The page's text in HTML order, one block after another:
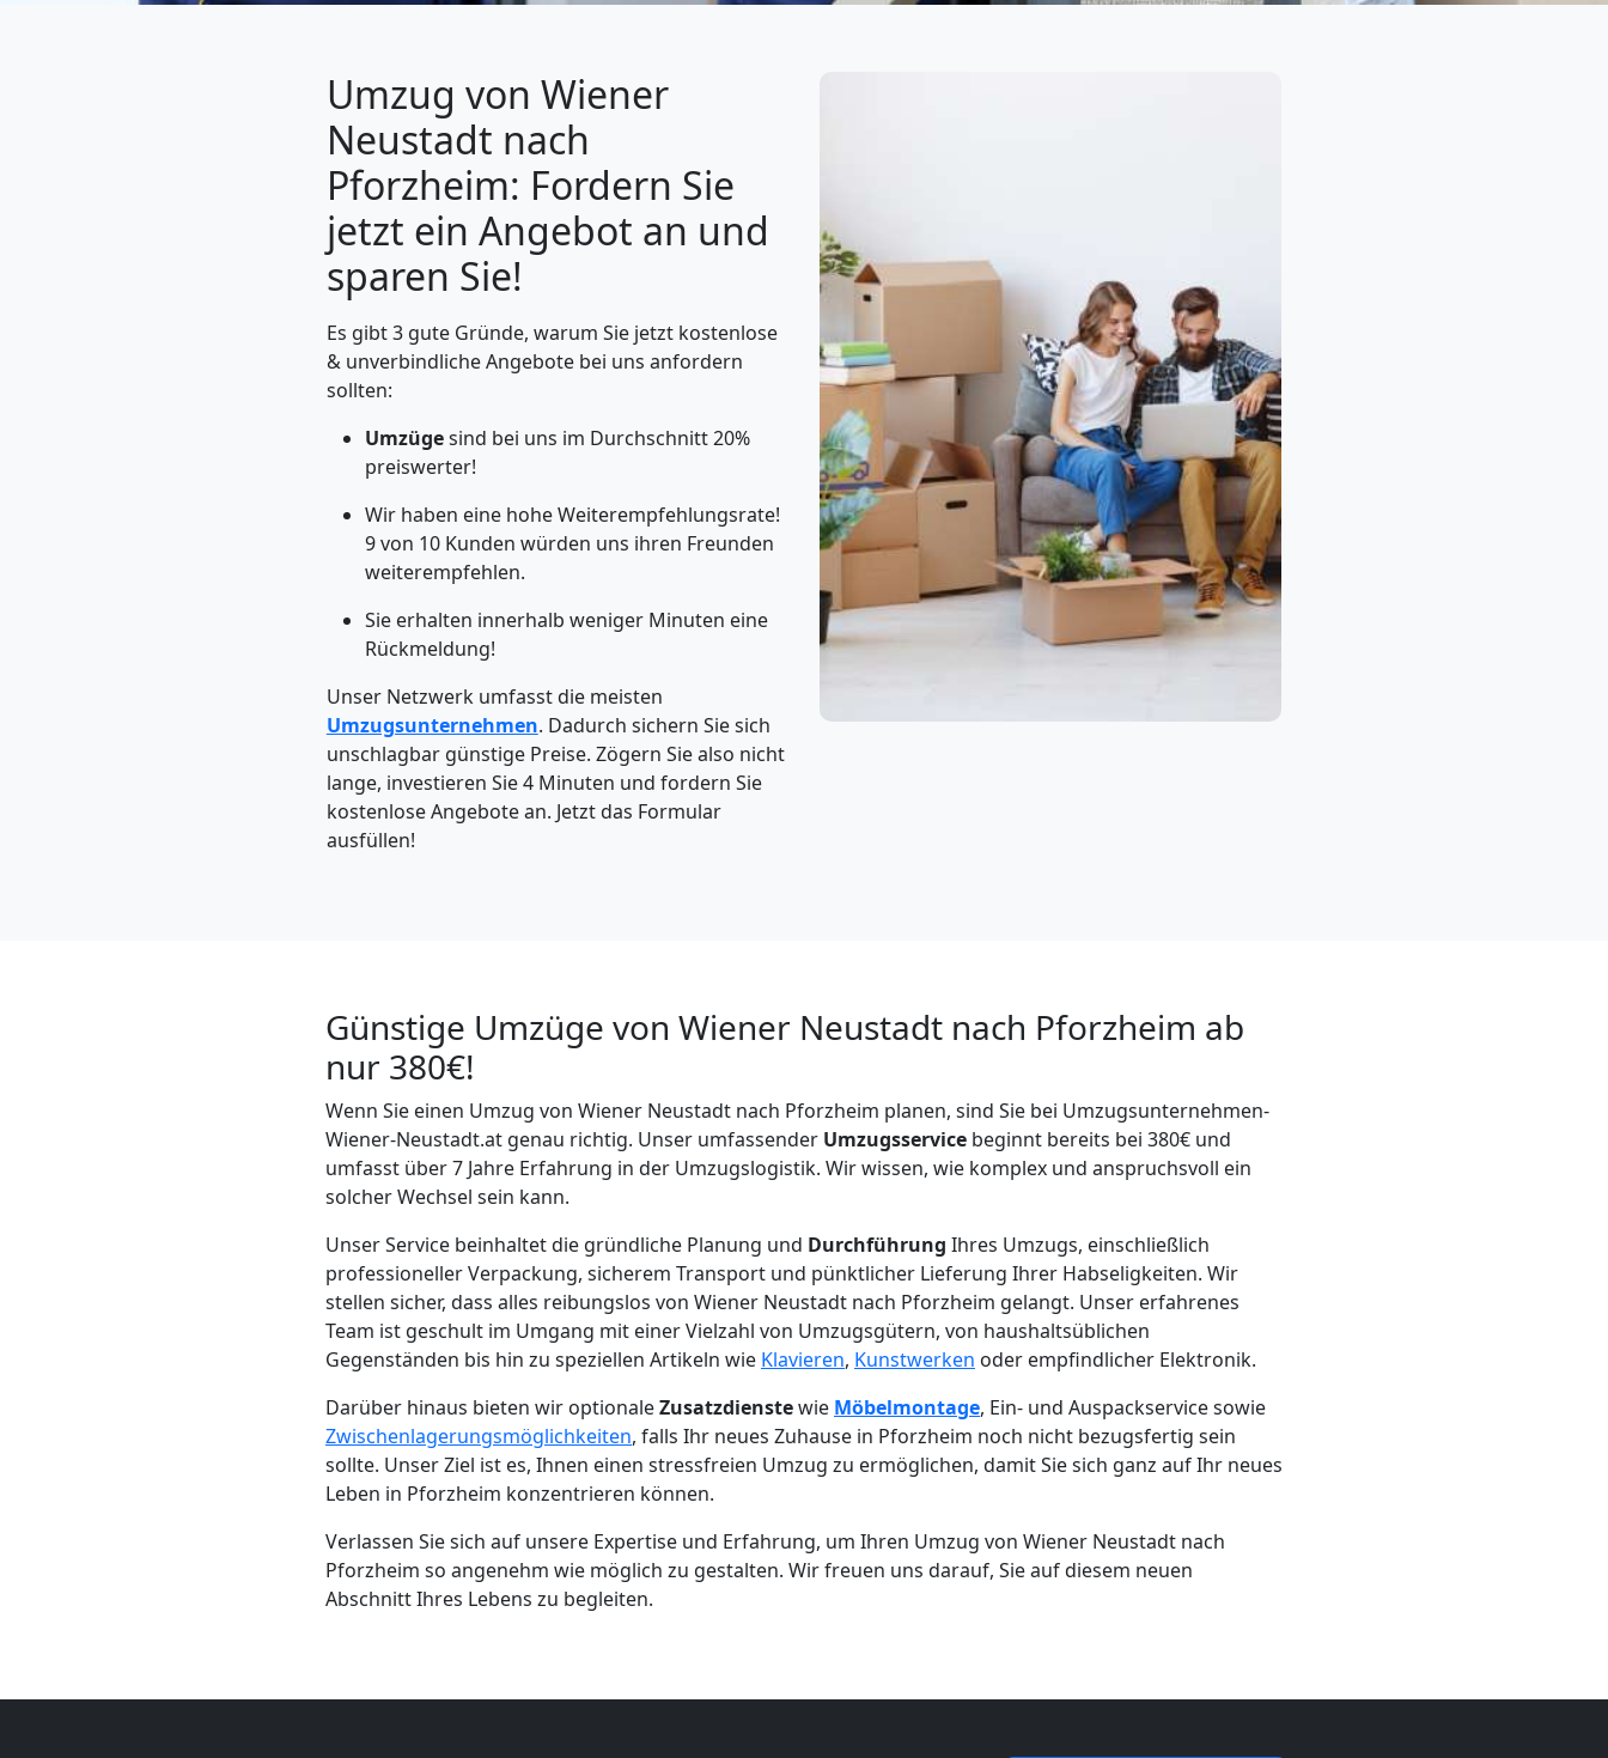
Umzug von Wiener
Neustadt nach
Pforzheim: Fordern Sie
jetzt ein Angebot an und
sparen Sie!
Es gibt 3 gute Gründe, warum Sie jetzt kostenlose
& unverbindliche Angebote bei uns anfordern
sollten:
Umzügesind bei uns im Durchschnitt 20%
preiswerter!
Wir haben eine hohe Weiterempfehlungsrate!
9 von 10 Kunden würden uns ihren Freunden
weiterempfehlen.
Sie erhalten innerhalb weniger Minuten eine
Rückmeldung!
Unser Netzwerk umfasst die meisten
Umzugsunternehmen. Dadurch sichern Sie sich
unschlagbar günstige Preise. Zögern Sie also nicht
lange, investieren Sie 4 Minuten und fordern Sie
kostenlose Angebote an. Jetzt das Formular
ausfüllen!
Günstige Umzüge von Wiener Neustadt nach Pforzheim ab
nur 380€!
Wenn Sie einen Umzug von Wiener Neustadt nach Pforzheim planen, sind Sie bei Umzugsunternehmen-
Wiener-Neustadt.at genau richtig. Unser umfassender Umzugsservice beginnt bereits bei 380€ und
umfasst über 7 Jahre Erfahrung in der Umzugslogistik. Wir wissen, wie komplex und anspruchsvoll ein
solcher Wechsel sein kann.
Unser Service beinhaltet die gründliche Planung und Durchführung Ihres Umzugs, einschließlich
professioneller Verpackung, sicherem Transport und pünktlicher Lieferung Ihrer Habseligkeiten. Wir
stellen sicher, dass alles reibungslos von Wiener Neustadt nach Pforzheim gelangt. Unser erfahrenes
Team ist geschult im Umgang mit einer Vielzahl von Umzugsgütern, von haushaltsüblichen
Gegenständen bis hin zu speziellen Artikeln wie Klavieren, Kunstwerken oder empfindlicher Elektronik.
Darüber hinaus bieten wir optionaleZusatzdienstewie Möbelmontage, Ein- und Auspackservice sowie
Zwischenlagerungsmöglichkeiten, falls Ihr neues Zuhause in Pforzheim noch nicht bezugsfertig sein
sollte. Unser Ziel ist es, Ihnen einen stressfreien Umzug zu ermöglichen, damit Sie sich ganz auf Ihr neues
Leben in Pforzheim konzentrieren können.
Verlassen Sie sich auf unsere Expertise und Erfahrung, um Ihren Umzug von Wiener Neustadt nach
Pforzheim so angenehm wie möglich zu gestalten. Wir freuen uns darauf, Sie auf diesem neuen
Abschnitt Ihres Lebens zu begleiten.
Umzug